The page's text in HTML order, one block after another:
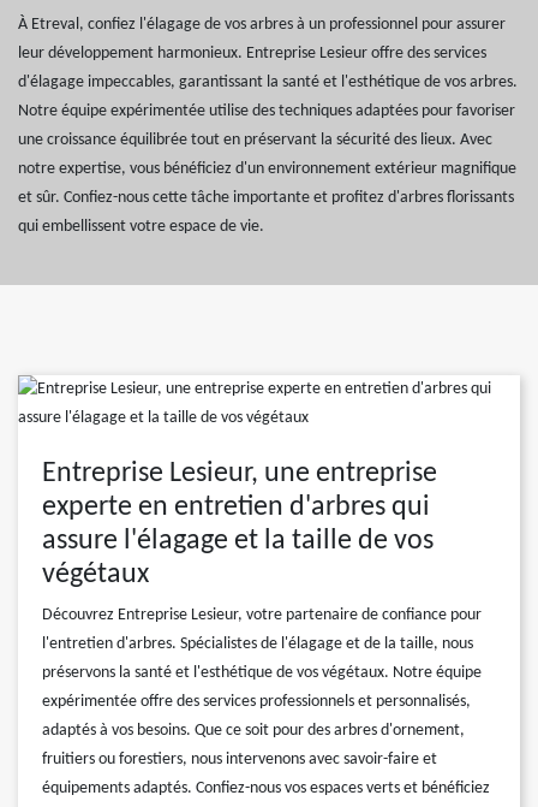
À Etreval, confiez l'élagage de vos arbres à un professionnel pour assurer
leur développement harmonieux. Entreprise Lesieur offre des services
d'élagage impeccables, garantissant la santé et l'esthétique de vos arbres.
Notre équipe expérimentée utilise des techniques adaptées pour favoriser
une croissance équilibrée tout en préservant la sécurité des lieux. Avec
notre expertise, vous bénéficiez d'un environnement extérieur magnifique
et sûr. Confiez-nous cette tâche importante et profitez d'arbres florissants
qui embellissent votre espace de vie.
Entreprise Lesieur, une entreprise
experte en entretien d'arbres qui
assure l'élagage et la taille de vos
végétaux
Découvrez Entreprise Lesieur, votre partenaire de confiance pour
l'entretien d'arbres. Spécialistes de l'élagage et de la taille, nous
préservons la santé et l'esthétique de vos végétaux. Notre équipe
expérimentée offre des services professionnels et personnalisés,
adaptés à vos besoins. Que ce soit pour des arbres d'ornement,
fruitiers ou forestiers, nous intervenons avec savoir-faire et
équipements adaptés. Confiez-nous vos espaces verts et bénéficiez